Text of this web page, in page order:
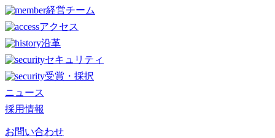
経営チーム
アクセス
沿革
セキュリティ
受賞・採択
ニュース
採用情報
お問い合わせ